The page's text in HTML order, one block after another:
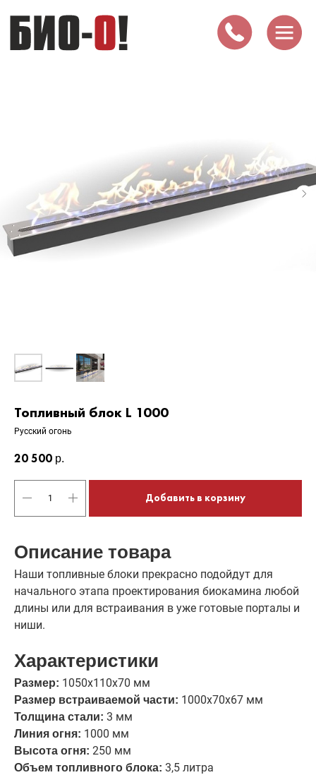
Топливный блок L 1000
Русский огонь
20 500 р.
Добавить в корзину
Описание товара
Наши топливные блоки прекрасно подойдут для
начального этапа проектирования биокамина любой
длины или для встраивания в уже готовые порталы и
ниши.
Характеристики
Размер: 1050х110х70 мм
Размер встраиваемой части: 1000х70х67 мм
Толщина стали: 3 мм
Линия огня: 1000 мм
Высота огня: 250 мм
Объем топливного блока: 3,5 литра